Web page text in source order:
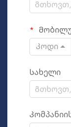
Კოდი
Სახელი